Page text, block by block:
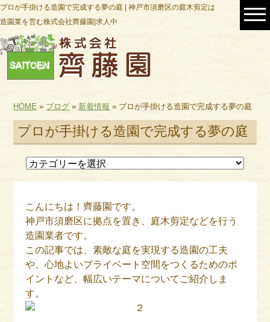
プロが手掛ける造園で完成する夢の庭 | 神戸市須磨区の庭木剪定は
造園業を営む株式会社齊藤園|求人中
HOME » ブログ » 新着情報 » プロが手掛ける造園で完成する夢の庭
プロが手掛ける造園で完成する夢の庭
こんにちは！齊藤園です。
神戸市須磨区に拠点を置き、庭木剪定などを行う
造園業者です。
この記事では、素敵な庭を実現する造園の工夫
や、心地よいプライベート空間をつくるためのポ
イントなど、幅広いテーマについてご紹介しま
す。